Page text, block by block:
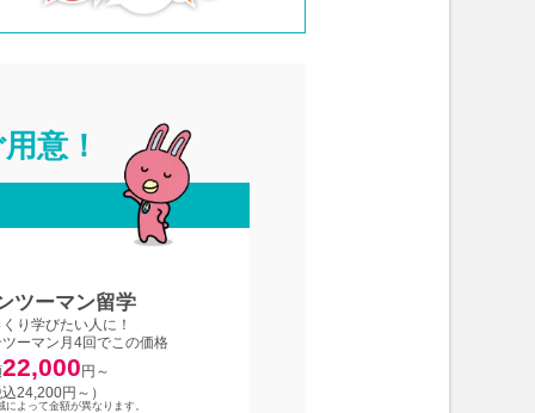
意！
ツーマン留学
り学びたい人に！
ーマン月4回でこの価格
22,000円～
24,200円～）
よって金額が異なります。